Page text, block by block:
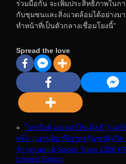
ร่วมมือกัน จะเพิ่มประสิทธิภาพในก
กับชุมชนและสิ่งแวดล้อมได้อย่างมา
ทำหน้าที่เป็นตัวกลางเชื่อมโยงนี้”
Spread the love
« ‘ไทรอัมพ์ มอเตอร์ไซเคิลส์’ ร่วมกั
ทลิ่ง’ แบรนด์นาฬิกาหรูสัญชาติสวิส
จักรยานยนต์ Speed Triple 1200
Limited Edition